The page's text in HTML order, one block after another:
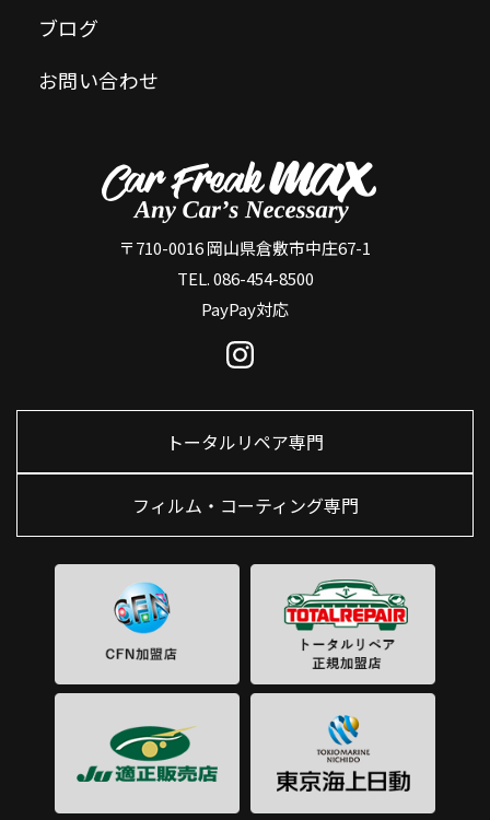
ブログ
お問い合わせ
〒710-0016 岡山県倉敷市中庄67-1
TEL. 086-454-8500
PayPay対応
トータルリペア専門
フィルム・コーティング専門